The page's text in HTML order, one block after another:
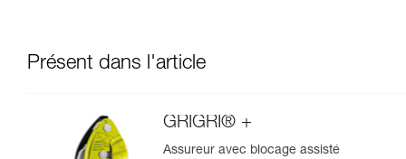
Présent dans l'article
GRIGRI® +
Assureur avec blocage assisté